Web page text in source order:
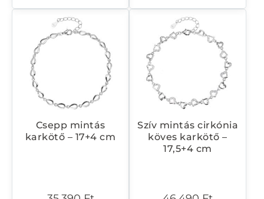
Csepp mintás
karkötő – 17+4 cm
Szív mintás cirkónia
köves karkötő –
17,5+4 cm